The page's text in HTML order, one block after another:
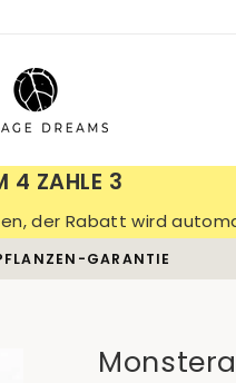
4 ZAHLE 3
der Rabatt wird
Pause
GARANTIE